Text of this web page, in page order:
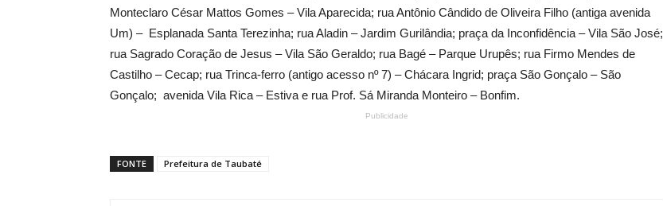
Monteclaro César Mattos Gomes – Vila Aparecida; rua Antônio Cândido de Oliveira Filho (antiga avenida
Um) – Esplanada Santa Terezinha; rua Aladin – Jardim Gurilândia; praça da Inconfidência – Vila São José;
rua Sagrado Coração de Jesus – Vila São Geraldo; rua Bagé – Parque Urupês; rua Firmo Mendes de
Castilho – Cecap; rua Trinca-ferro (antigo acesso nº 7) – Chácara Ingrid; praça São Gonçalo – São
Gonçalo; avenida Vila Rica – Estiva e rua Prof. Sá Miranda Monteiro – Bonfim.
Publicidade
FONTE Prefeitura de Taubaté